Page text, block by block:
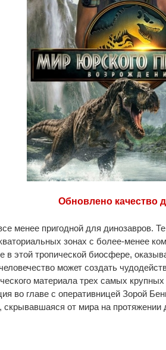
Обновлено качество
менее пригодной для динозавров.
зонах с более-менее
в этой тропической биосфере,
может создать
материала трех самых
во главе с оперативницей Зорой
от мира на протяжении